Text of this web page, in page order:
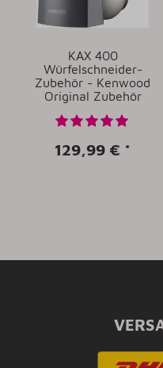
KAX 400
Würfelschneider-
Zubehör - Kenwood
Original Zubehör
129,99 € *